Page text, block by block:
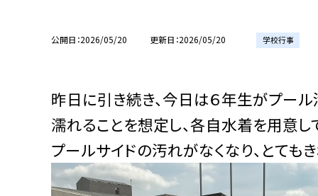
公開日 2026/05/20 更新日 2026/05/20 学校行事
昨日に引き続き、今日は６年生がプール
濡れることを想定し、各自水着を用意し
プールサイドの汚れがなくなり、とても